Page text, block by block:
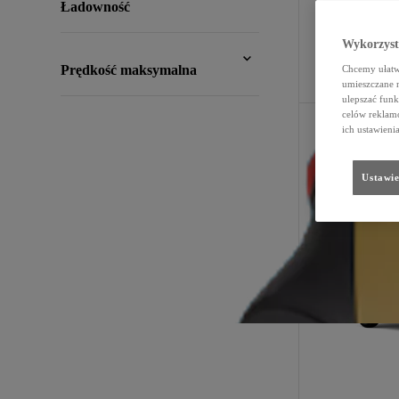
Ładowność
Prędkość maksymalna
Chcemy
ulepszać
celów
ich